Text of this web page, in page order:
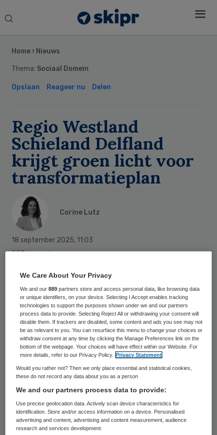
Search
Home › Nieuws
Thema: Sociaal Domein
Opslaan Reageer nu Delen
Regio Westland
Schieland Delfland
krijgt groen licht voor
transformatieplan
Corine Lutz
18 september 2025, 11:03
553 keer gelezen
De regio Westland Schieland Delfland (WSD)
heeft in juli groen licht gekregen van DSW
Zorgverzekeraar en Zilveren Kruis voor het
Regionaal Integraal Gezondheidsakkoord
(RIGA)-transformatieplan. Binnen de regio
WSD werken gemeenten, zorgorganisaties,
intensief samen aan toegankelijke zorg en
gelijke kansen op gezondheid.
Met deze goedkeuring krijgen de partijen
Sidebar
We Care About Your Privacy
We and our889 partners store and access personal data, like browsing data
or unique identifiers, on your device. Selecting I Accept enables tracking
technologies to support the purposes shown under we and our partners
process data to provide. Selecting Reject All or withdrawing your consent will
disable them. If trackers are disabled, some content and ads you see may not
be as relevant to you. You can resurface this menu to change your choices or
withdraw consent at any time by clicking the Manage Preferences link on the
bottom of the webpage. Your choices will have effect within our Website. For
more details, refer to our Privacy Policy.
Privacy Statement
Would you rather not? Then we only place essential and statistical cookies,
these do not record any data about you as a person
We and our partners process data to provide:
Use precise geolocation data. Actively scan device characteristics for
identification. Store and/or access information on a device. Personalised
advertising and content, advertising and content measurement, audience
research and services development.